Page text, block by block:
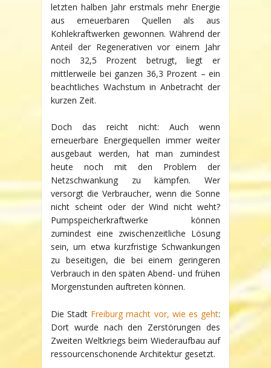
letzten halben Jahr erstmals mehr Energie
aus erneuerbaren Quellen als aus
Kohlekraftwerken gewonnen. Während der
Anteil der Regenerativen vor einem Jahr
noch 32,5 Prozent betrugt, liegt er
mittlerweile bei ganzen 36,3 Prozent – ein
beachtliches Wachstum in Anbetracht der
kurzen Zeit.
Doch das reicht nicht: Auch wenn
erneuerbare Energiequellen immer weiter
ausgebaut werden, hat man zumindest
heute noch mit den Problem der
Netzschwankung zu kämpfen. Wer
versorgt die Verbraucher, wenn die Sonne
nicht scheint oder der Wind nicht weht?
Pumpspeicherkraftwerke können
zumindest eine zwischenzeitliche Lösung
sein, um etwa kurzfristige Schwankungen
zu beseitigen, die bei einem geringeren
Verbrauch in den späten Abend- und frühen
Morgenstunden auftreten können.
Die Stadt Freiburg macht vor, wie es geht:
Dort wurde nach den Zerstörungen des
Zweiten Weltkriegs beim Wiederaufbau auf
ressourcenschonende Architektur gesetzt.